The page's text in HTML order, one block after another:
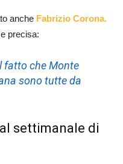
anche Fabrizio Corona.
precisa:
fatto che Monte
sono tutte da
settimanale di